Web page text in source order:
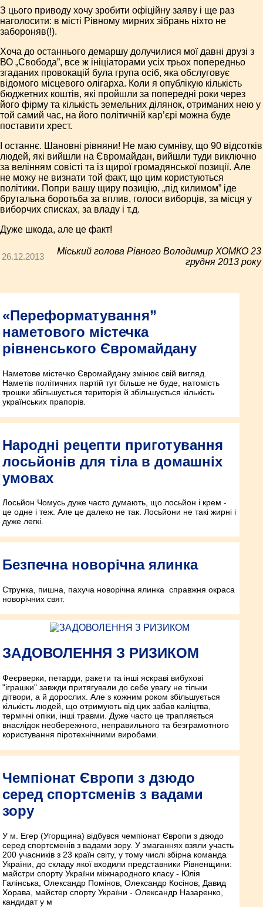
З цього приводу хочу зробити офіційну заяву і ще раз
наголосити: в місті Рівному мирних зібрань ніхто не
забороняв(!).
Хоча до останнього демаршу долучилися мої давні друзі з
ВО „Свобода”, все ж ініціаторами усіх трьох попередньо
згаданих провокацій була група осіб, яка обслуговує
відомого місцевого олігарха. Коли я опублікую кількість
бюджетних коштів, які пройшли за попередні роки через
його фірму та кількість земельних ділянок, отриманих нею у
той самий час, на його політичній кар’єрі можна буде
поставити хрест.
І останнє. Шановні рівняни! Не маю сумніву, що 90 відсотків
людей, які вийшли на Євромайдан, вийшли туди виключно
за велінням совісті та із щирої громадянської позиції. Але
не можу не визнати той факт, що цим користуються
політики. Попри вашу щиру позицію, „під килимом” іде
брутальна боротьба за вплив, голоси виборців, за місця у
виборчих списках, за владу і т.д.
Дуже шкода, але це факт!
26.12.2013
Міський голова Рівного Володимир ХОМКО 23
грудня 2013 року
«Переформатування”
наметового містечка
рівненського Євромайдану
Наметове містечко Євромайдану змінює свій вигляд.
Наметів політичних партій тут більше не буде, натомість
трошки збільшується територія й збільшується кількість
українських прапорів.
Народні рецепти приготування
лосьйонів для тіла в домашніх
умовах
Лосьйон Чомусь дуже часто думають, що лосьйон і крем -
це одне і теж. Але це далеко не так. Лосьйони не такі жирні і
дуже легкі.
Безпечна новорічна ялинка
Струнка, пишна, пахуча новорічна ялинка ­ справжня окраса
новорічних свят.
ЗАДОВОЛЕННЯ З РИЗИКОМ
Феєрверки, петарди, ракети та інші яскраві вибухові
"іграшки" завжди притягували до себе увагу не тільки
дітвори, а й дорослих. Але з кожним роком збільшується
кількість людей, що отримують від цих забав каліцтва,
термічні опіки, інші травми. Дуже часто це трапляється
внаслідок необережного, неправильного та безграмотного
користування піротехнічними виробами.
Чемпіонат Європи з дзюдо
серед спортсменів з вадами
зору
У м. Егер (Угорщина) відбувся чемпіонат Європи з дзюдо
серед спортсменів з вадами зору. У змаганнях взяли участь
200 учасників з 23 країн світу, у тому числі збірна команда
України, до складу якої входили представники Рівненщини:
майстри спорту України міжнародного класу - Юлія
Галінська, Олександр Помінов, Олександр Косінов, Давид
Хорава, майстер спорту України - Олександр Назаренко,
кандидат у м